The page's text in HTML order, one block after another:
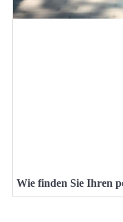
Wie finden Sie Ihren